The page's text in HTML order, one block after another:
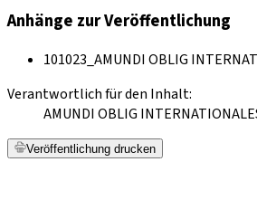
Anhänge zur Veröffentlichung
101023_AMUNDI OBLIG
Verantwortlich für den Inhalt:
AMUNDI OBLIG
Veröffentlichung drucken